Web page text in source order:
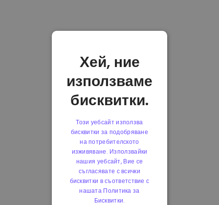
Хей, ние
използваме
бисквитки.
Този уебсайт използва
бисквитки за подобряване
на потребителското
изживяване. Използвайки
нашия уебсайт, Вие се
съгласявате с всички
бисквитки в съответствие с
нашата Политика за
Бисквитки.